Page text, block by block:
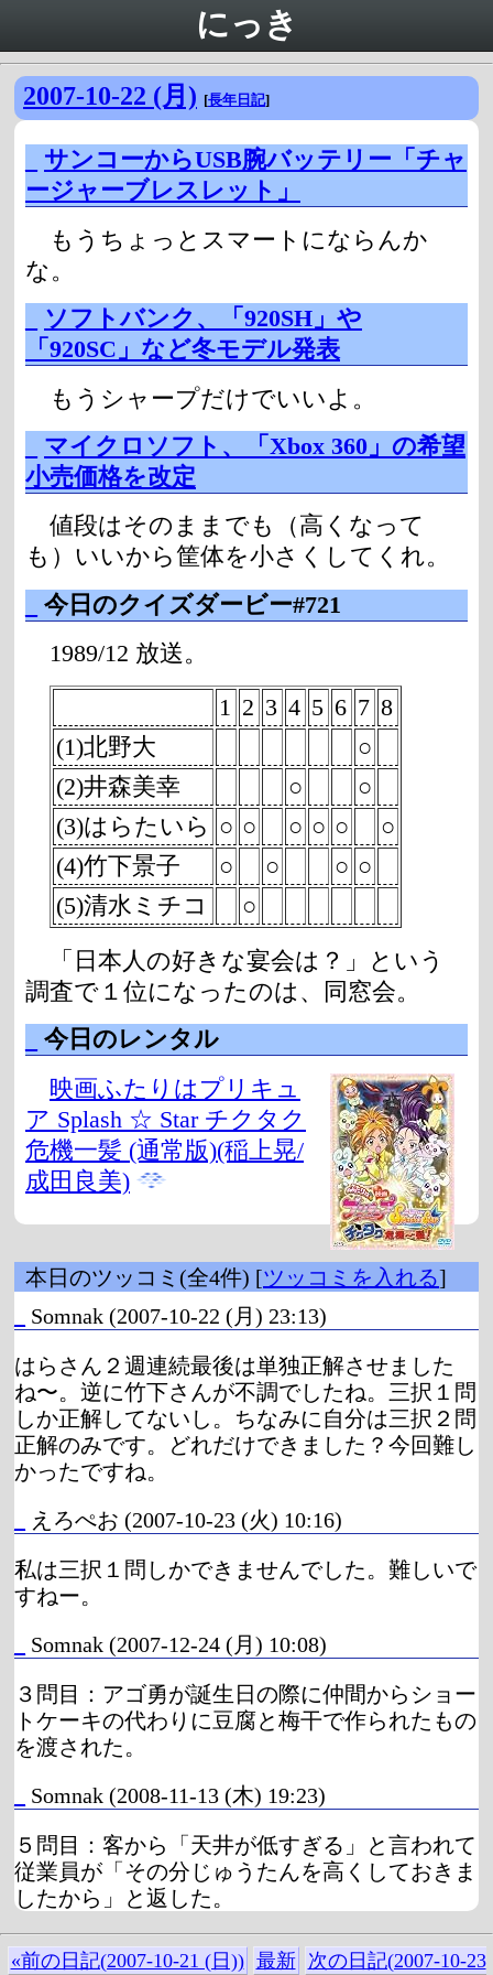
にっき
2007-10-22 (月) [長年日記]
サンコーからUSB腕バッテリー「チャ
ージャーブレスレット」
もうちょっとスマートにならんか
な。
ソフトバンク、「920SH」や
「920SC」など冬モデル発表
もうシャープだけでいいよ。
マイクロソフト、「Xbox 360」の希望
小売価格を改定
値段はそのままでも（高くなって
も）いいから筐体を小さくしてくれ。
今日のクイズダービー#721
1989/12 放送。
1 2 3 4 5 6 7 8
(1)北野大
○
(2)井森美幸
○
○
(3)はらたいら ○ ○ ○ ○ ○
○
(4)竹下景子
○ ○ ○ ○
(5)清水ミチコ
○
「日本人の好きな宴会は？」という
調査で１位になったのは、同窓会。
今日のレンタル
映画ふたりはプリキュ
ア Splash ☆ Star チクタク
危機一髪 (通常版)(稲上晃/
成田良美)
本日のツッコミ(全4件) [ツッコミを入れる]
Somnak (2007-10-22 (月) 23:13)
はらさん２週連続最後は単独正解させました
ね〜。逆に竹下さんが不調でしたね。三択１問
しか正解してないし。ちなみに自分は三択２問
正解のみです。どれだけできました？今回難し
かったですね。
えろぺお (2007-10-23 (火) 10:16)
私は三択１問しかできませんでした。難しいで
すねー。
Somnak (2007-12-24 (月) 10:08)
３問目：アゴ勇が誕生日の際に仲間からショー
トケーキの代わりに豆腐と梅干で作られたもの
を渡された。
Somnak (2008-11-13 (木) 19:23)
５問目：客から「天井が低すぎる」と言われて
従業員が「その分じゅうたんを高くしておきま
したから」と返した。
«前の日記(2007-10-21 (日)) 最新 次の日記(2007-10-23